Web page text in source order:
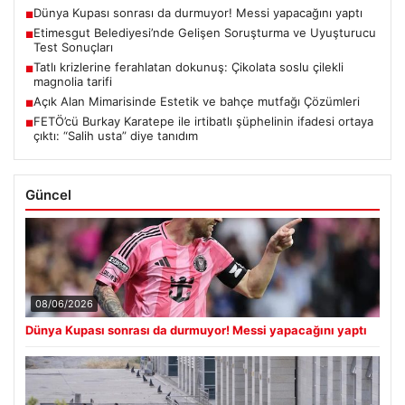
■Dünya Kupası sonrası da durmuyor! Messi yapacağını yaptı
■Etimesgut Belediyesi’nde Gelişen Soruşturma ve Uyuşturucu
Test Sonuçları
■Tatlı krizlerine ferahlatan dokunuş: Çikolata soslu çilekli
magnolia tarifi
■Açık Alan Mimarisinde Estetik ve bahçe mutfağı Çözümleri
■FETÖ’cü Burkay Karatepe ile irtibatlı şüphelinin ifadesi ortaya
çıktı: “Salih usta” diye tanıdım
Güncel
08/06/2026
Dünya Kupası sonrası da durmuyor! Messi yapacağını yaptı